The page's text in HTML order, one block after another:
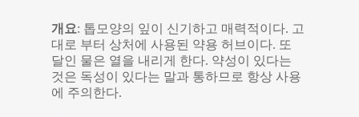
개요: 톱모양의 잎이 신기하고 매력적이다. 고
대로 부터 상처에 사용된 약용 허브이다. 또
달인 물은 열을 내리게 한다. 약성이 있다는
것은 독성이 있다는 말과 통하므로 항상 사용
에 주의한다.